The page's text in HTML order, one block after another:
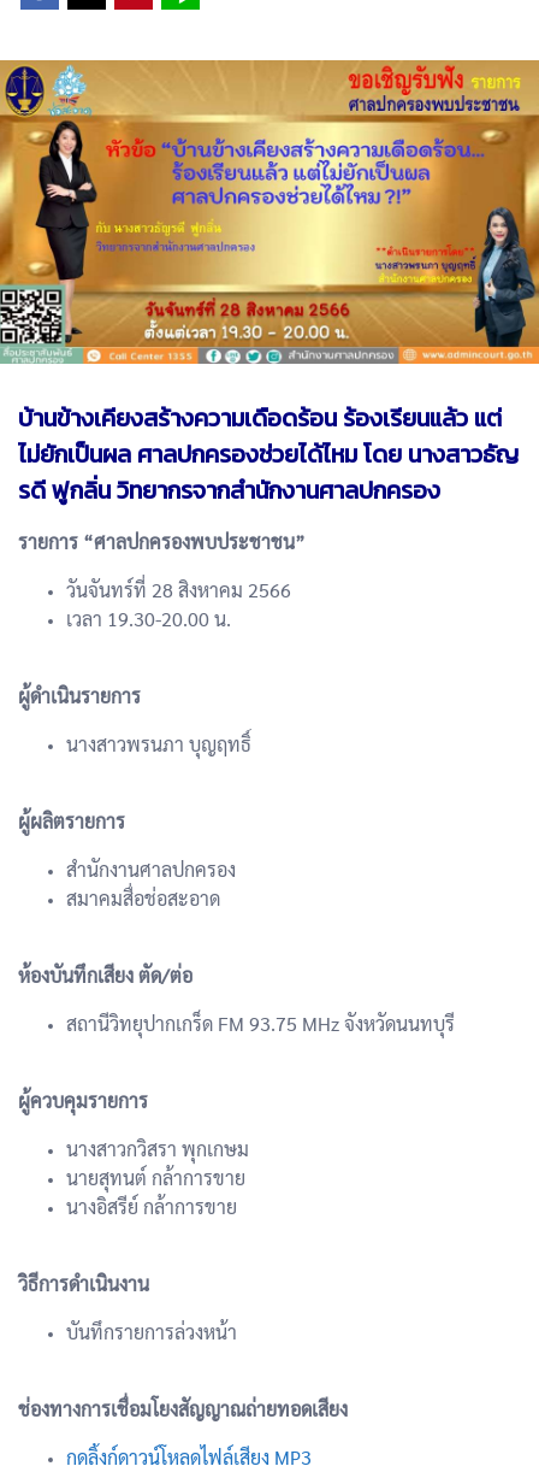
บ้านข้างเคียงสร้างความเดือดร้อน ร้องเรียนแล้ว แต่
ไม่ยักเป็นผล ศาลปกครองช่วยได้ไหม โดย นางสาวธัญ
รดี ฟูกลิ่น วิทยากรจากสำนักงานศาลปกครอง
รายการ “ศาลปกครองพบประชาชน”
วันจันทร์ที่ 28 สิงหาคม 2566
เวลา 19.30-20.00 น.
ผู้ดำเนินรายการ
นางสาวพรนภา บุญฤทธิ์
ผู้ผลิตรายการ
สำนักงานศาลปกครอง
สมาคมสื่อช่อสะอาด
ห้องบันทึกเสียง ตัด/ต่อ
สถานีวิทยุปากเกร็ด FM 93.75 MHz จังหวัดนนทบุรี
ผู้ควบคุมรายการ
นางสาวกวิสรา พุกเกษม
นายสุทนต์ กล้าการขาย
นางอิสรีย์ กล้าการขาย
วิธีการดำเนินงาน
บันทึกรายการล่วงหน้า
ช่องทางการเชื่อมโยงสัญญาณถ่ายทอดเสียง
กดลิ้งก์ดาวน์โหลดไฟล์เสียง MP3